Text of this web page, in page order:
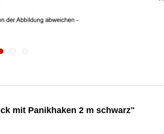
mit Panikhaken 2 m schwarz"